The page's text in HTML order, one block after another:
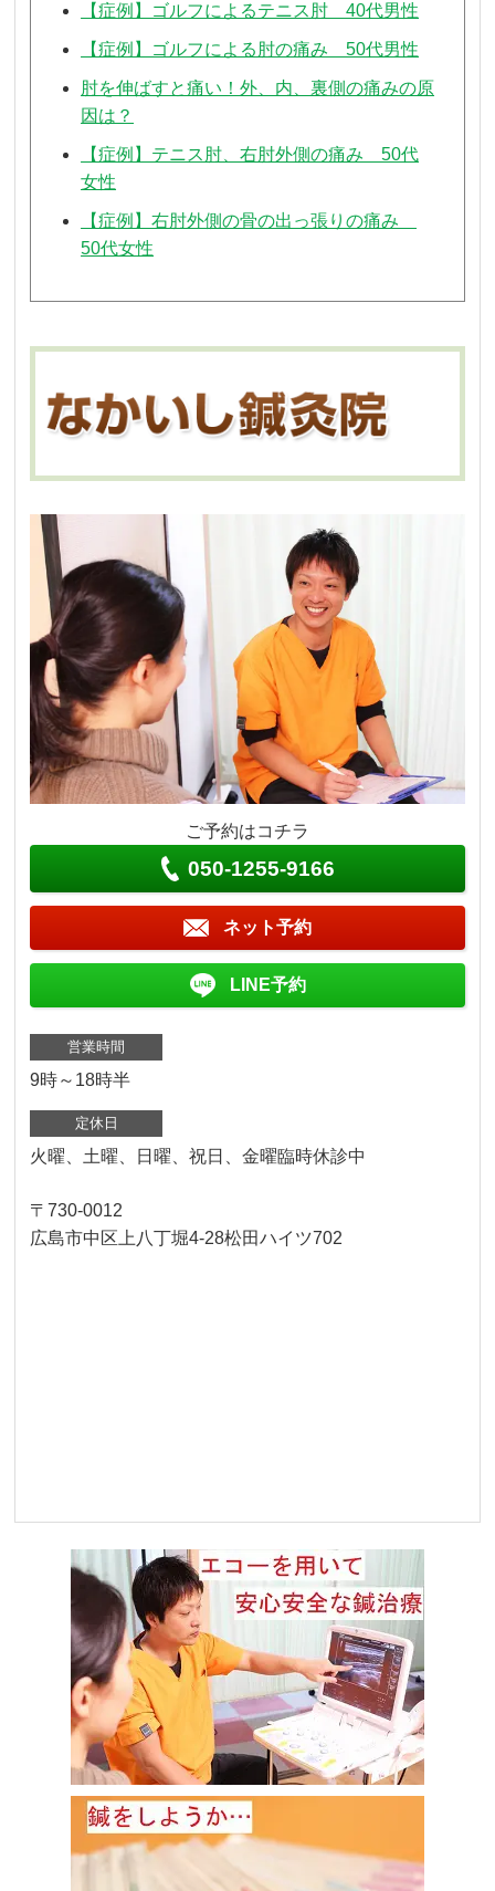
【症例】ゴルフによるテニス肘 40代男性
【症例】ゴルフによる肘の痛み 50代男性
肘を伸ばすと痛い！外、内、裏側の痛みの原
因は？
【症例】テニス肘、右肘外側の痛み 50代
女性
【症例】右肘外側の骨の出っ張りの痛み
50代女性
ご予約はコチラ
050-1255-9166
ネット予約
LINE予約
営業時間
9時～18時半
定休日
火曜、土曜、日曜、祝日、金曜臨時休診中
〒730-0012
広島市中区上八丁堀4-28松田ハイツ702